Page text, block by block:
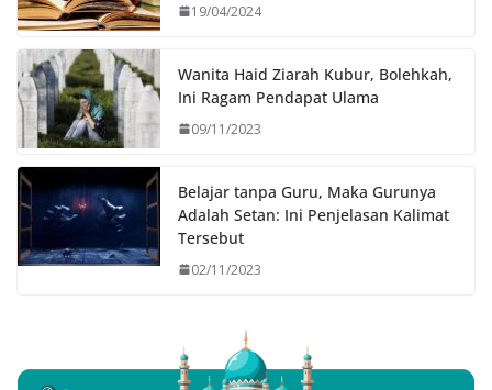
19/04/2024
Wanita Haid Ziarah Kubur, Bolehkah,
Ini Ragam Pendapat Ulama
09/11/2023
Belajar tanpa Guru, Maka Gurunya
Adalah Setan: Ini Penjelasan Kalimat
Tersebut
02/11/2023